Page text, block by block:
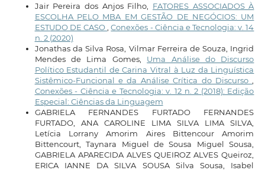
Jair Pereira dos Anjos Filho, FATORES ASSOCIADOS À
ESCOLHA PELO MBA EM GESTÃO DE NEGÓCIOS: UM
ESTUDO DE CASO ,Conexões - Ciência e Tecnologia: v. 14
n. 2 (2020)
Jonathas da Silva Rosa, Vilmar Ferreira de Souza, Ingrid
Mendes de Lima Gomes, Uma Análise do Discurso
Político Estudantil de Carina Vitral à Luz da Linguística
Sistêmico-Funcional e da Análise Crítica do Discurso
Conexões - Ciência e Tecnologia: v. 12 n. 2 (2018): Edição
Especial: Ciências da Linguagem
GABRIELA FERNANDES FURTADO FERNANDES
FURTADO, ANA CAROLINE LIMA SILVA LIMA SILVA,
Letícia Lorrany Amorim Aires Bittencour Amorim
Bittencourt, Taynara Miguel de Sousa Miguel Sousa,
GABRIELA APARECIDA ALVES QUEIROZ ALVES Queiroz,
ERICA IANNE DA SILVA SOUSA Silva Sousa, Isabel